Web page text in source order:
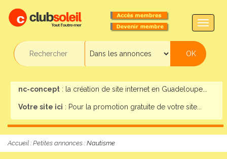
nc-concept : la création de site internet en Guadeloupe...
Votre site ici : Pour la promotion gratuite de votre site...
Accueil : Petites annonces : Nautisme